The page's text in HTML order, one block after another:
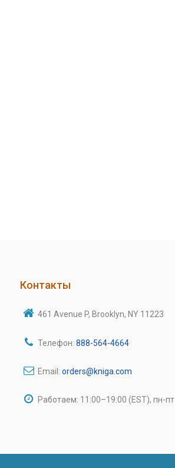
Контакты
461 Avenue P, Brooklyn, NY 11223
Телефон: 888-564-4664
Email: orders@kniga.com
Работаем: 11:00–19:00 (EST), пн-пт